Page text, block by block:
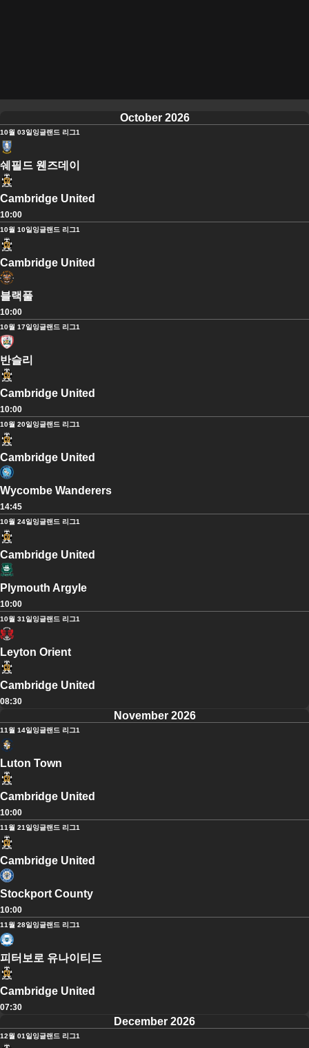
October 2026
10월 03일잉글랜드 리그1
쉐필드 웬즈데이
Cambridge United
10:00
10월 10일잉글랜드 리그1
Cambridge United
블랙풀
10:00
10월 17일잉글랜드 리그1
반슬리
Cambridge United
10:00
10월 20일잉글랜드 리그1
Cambridge United
Wycombe Wanderers
14:45
10월 24일잉글랜드 리그1
Cambridge United
Plymouth Argyle
10:00
10월 31일잉글랜드 리그1
Leyton Orient
Cambridge United
08:30
November 2026
11월 14일잉글랜드 리그1
Luton Town
Cambridge United
10:00
11월 21일잉글랜드 리그1
Cambridge United
Stockport County
10:00
11월 28일잉글랜드 리그1
피터보로 유나이티드
Cambridge United
07:30
December 2026
12월 01일잉글랜드 리그1